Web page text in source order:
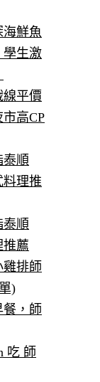
海鮮魚
學生激
線平價
高CP
泰順
料理推
泰順
推薦
雞排師
)
餐，師
吃 師